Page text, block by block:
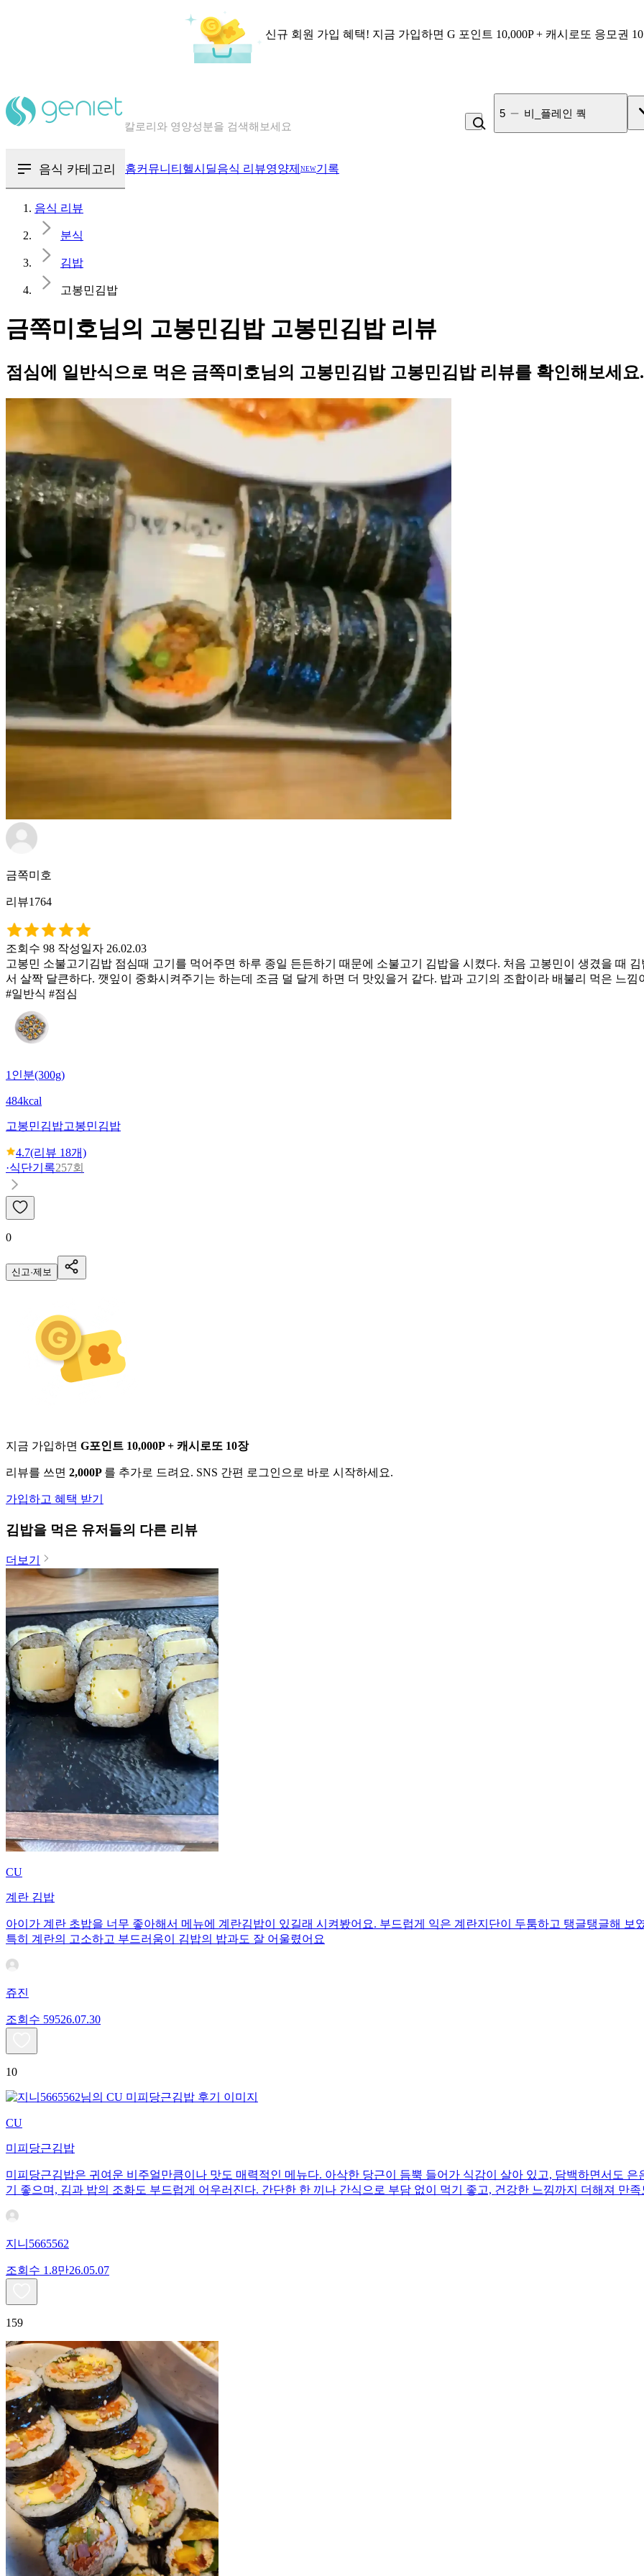
신규 회원 가입 혜택! 지금 가입하면 G 포인트 10,000P + 캐시로또 응모권
혈당 · 다이어트 음식 검색해보세요
6 김치
음식 카테고리 홈커뮤니티 헬시딜음식 리뷰영양제 NEW기록
음식 리뷰
분식
김밥
고봉민김밥
금쪽미호님의 고봉민김밥 고봉민김밥 리뷰
점심에 일반식으로 먹은 금쪽미호님의 고봉민김밥 고봉민김밥 리뷰를 확인해보세요.
금쪽미호
리뷰1764
조회수 98 작성일자 26.02.03
고봉민 소불고기김밥 점심때 고기를 먹어주면 하루 종일 든든하기 때문에 소불고기 김밥을 시켰다. 처음 고봉민이 생겼을 때
서 살짝 달큰하다. 깻잎이 중화시켜주기는 하는데 조금 덜 달게 하면 더 맛있을거 같다. 밥과 고기의 조합이라 배불리 먹은 느낌
#일반식 #점심
1인분(300g)
484kcal
고봉민김밥고봉민김밥
4.7(리뷰 18개)
·식단기록257회
0
신고·제보
지금 가입하면 G포인트 10,000P + 캐시로또 10장
리뷰를 쓰면 2,000P 를 추가로 드려요. SNS 간편 로그인으로 바로 시작하세요.
가입하고 혜택 받기
김밥을 먹은 유저들의 다른 리뷰
더보기
CU
계란 김밥
아이가 계란 초밥을 너무 좋아해서 메뉴에 계란김밥이 있길래 시켜봤어요. 부드럽게 익은 계란지단이 두툼하고 탱글탱글해
특히 계란의 고소하고 부드러움이 김밥의 밥과도 잘 어울렸어요
쥬진
조회수 59526.07.30
10
CU
미피당근김밥
미피당근김밥은 귀여운 비주얼만큼이나 맛도 매력적인 메뉴다. 아삭한 당근이 듬뿍 들어가 식감이 살아 있고, 담백하면서도
기 좋으며, 김과 밥의 조화도 부드럽게 어우러진다. 간단한 한 끼나 간식으로 부담 없이 먹기 좋고, 건강한 느낌까지 더해져 만
지니5665562
조회수 1.8만26.05.07
159